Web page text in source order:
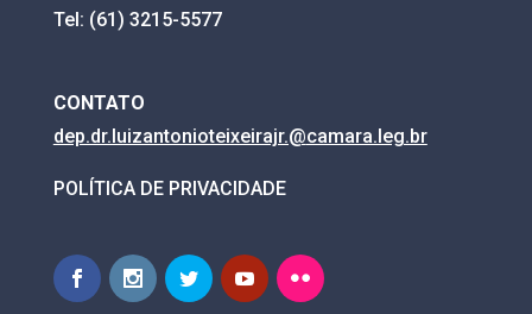
Tel: (61) 3215-5577
CONTATO
dep.dr.luizantonioteixeirajr.@camara.leg.br
POLÍTICA DE PRIVACIDADE